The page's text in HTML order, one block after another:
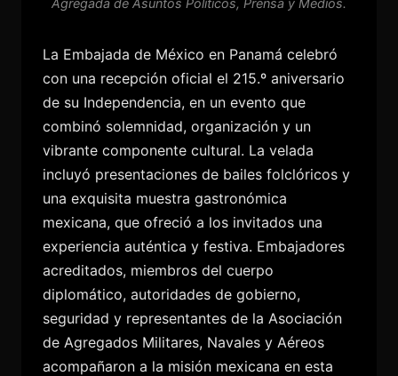
La Embajada de México en Panamá celebró
con una recepción oficial el 215.º aniversario
de su Independencia, en un evento que
combinó solemnidad, organización y un
vibrante componente cultural. La velada
incluyó presentaciones de bailes folclóricos y
una exquisita muestra gastronómica
mexicana, que ofreció a los invitados una
experiencia auténtica y festiva. Embajadores
acreditados, miembros del cuerpo
diplomático, autoridades de gobierno,
seguridad y representantes de la Asociación
de Agregados Militares, Navales y Aéreos
acompañaron a la misión mexicana en esta